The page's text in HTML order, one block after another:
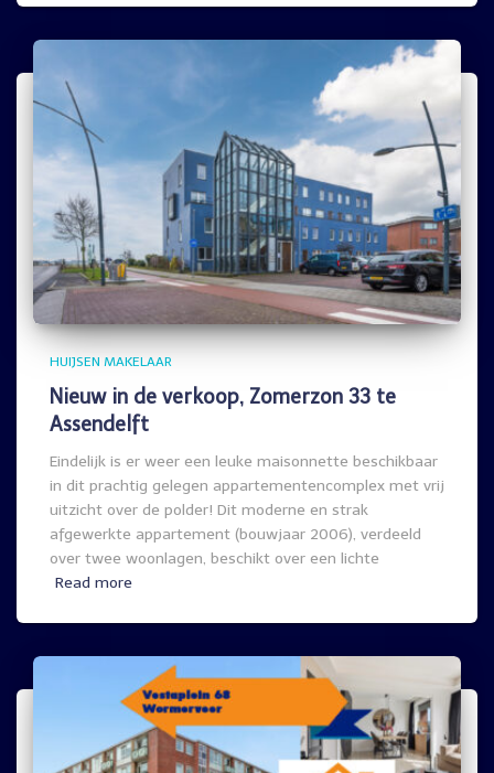
HUIJSEN MAKELAAR
Nieuw in de verkoop, Zomerzon 33 te
Assendelft
Eindelijk is er weer een leuke maisonnette beschikbaar
in dit prachtig gelegen appartementencomplex met vrij
uitzicht over de polder! Dit moderne en strak
afgewerkte appartement (bouwjaar 2006), verdeeld
over twee woonlagen, beschikt over een lichte
Read more